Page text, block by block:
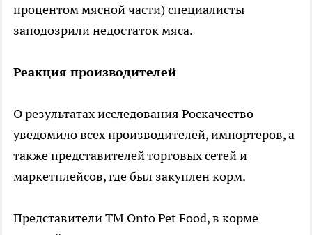
процентом мясной части) специалисты
заподозрили недостаток мяса.
Реакция производителей
О результатах исследования Роскачество
уведомило всех производителей, импортеров, а
также представителей торговых сетей и
маркетплейсов, где был закуплен корм.
Представители ТМ Onto Pet Food, в корме